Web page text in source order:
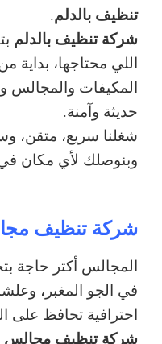
تنظيف بالدلم.
شركة تنظيف بالدلم
اللي محتاجها، بداية
المكيفات والمجالس
حديثة وآمنة.
شغلنا سريع، متقن،
وبنوصلك لأي مكان
شركة تنظيف
المجالس أكتر حاجة
في الجو المغبر،
احترافية تحافظ على
شركة تنظيف مجالس